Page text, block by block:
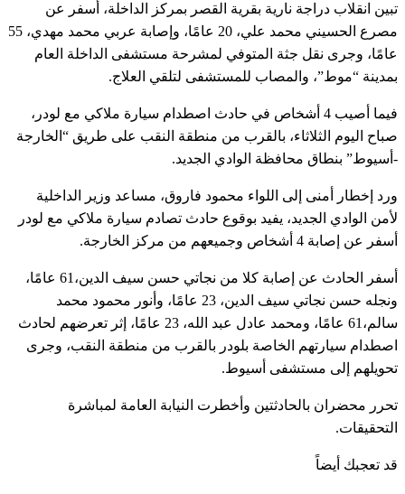
تبين انقلاب دراجة نارية بقرية القصر بمركز الداخلة، أسفر عن
مصرع الحسيني محمد علي، 20 عامًا، وإصابة عربي محمد مهدي، 55
عامًا، وجرى نقل جثة المتوفي لمشرحة مستشفى الداخلة العام
بمدينة “موط”، والمصاب للمستشفى لتلقي العلاج.
فيما أصيب 4 أشخاص في حادث اصطدام سيارة ملاكي مع لودر،
صباح اليوم الثلاثاء، بالقرب من منطقة النقب على طريق “الخارجة
-أسيوط” بنطاق محافظة الوادي الجديد.
ورد إخطار أمنى إلى اللواء محمود فاروق، مساعد وزير الداخلية
لأمن الوادي الجديد، يفيد بوقوع حادث تصادم سيارة ملاكي مع لودر
أسفر عن إصابة 4 أشخاص وجميعهم من مركز الخارجة.
أسفر الحادث عن إصابة كلا من نجاتي حسن سيف الدين،61 عامًا،
ونجله حسن نجاتي سيف الدين، 23 عامًا، وأنور محمود محمد
سالم،61 عامًا، ومحمد عادل عبد الله، 23 عامًا، إثر تعرضهم لحادث
اصطدام سيارتهم الخاصة بلودر بالقرب من منطقة النقب، وجرى
تحويلهم إلى مستشفى أسيوط.
تحرر محضران بالحادثتين وأخطرت النيابة العامة لمباشرة
التحقيقات.
قد تعجبك أيضاً